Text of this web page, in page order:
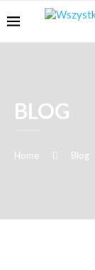
BLOG
Home Blog